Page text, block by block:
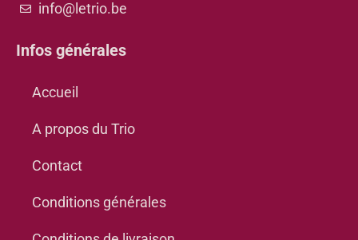
info@letrio.be
Infos générales
Accueil
A propos du Trio
Contact
Conditions générales